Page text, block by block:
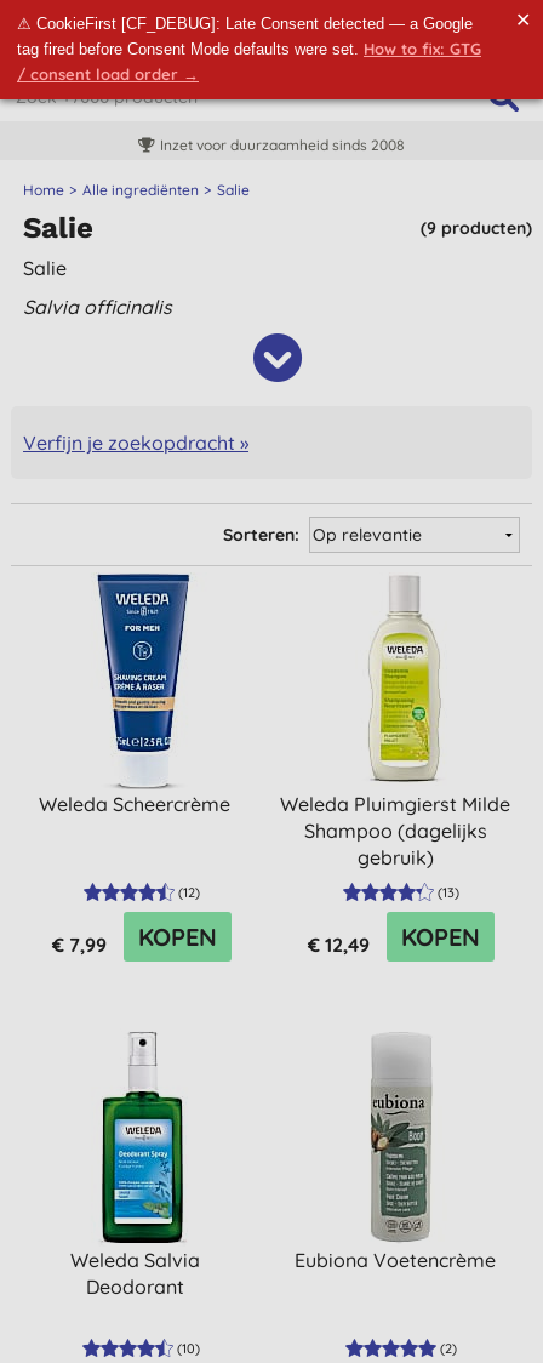
⚠ CookieFirst [CF_DEBUG]: Late Consent detected — a Google
tag fired before Consent Mode defaults were set. How to fix: GTG
/ consent load order →
✕
Inzet voor duurzaamheid sinds 2008
Home Alle ingrediënten Salie
(9 producten)
Salie
Salie
Salvia officinalis
Verfijn je zoekopdracht »
Sorteren:
Weleda Scheercrème
(12)
€ 7,99 KOPEN
Weleda Pluimgierst Milde
Shampoo (dagelijks
gebruik)
(13)
€ 12,49 KOPEN
Weleda Salvia
Deodorant
(10)
Eubiona Voetencrème
(2)